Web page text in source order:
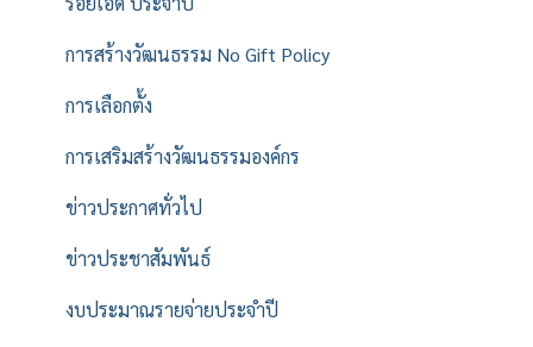
การสร้างวัฒนธรรม No Gift Policy
การเลือกตั้ง
การเสริมสร้างวัฒนธรรมองค์กร
ข่าวประกาศทั่วไป
ข่าวประชาสัมพันธ์
งบประมาณรายจ่ายประจำปี